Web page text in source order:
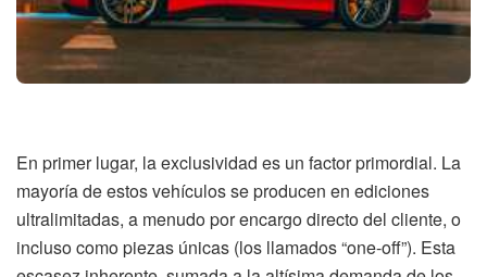
En primer lugar, la exclusividad es un factor primordial. La
mayoría de estos vehículos se producen en ediciones
ultralimitadas, a menudo por encargo directo del cliente, o
incluso como piezas únicas (los llamados “one-off”). Esta